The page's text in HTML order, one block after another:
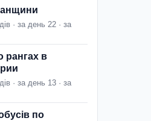
· за день 22 · за
рангах в
· за день 13 · за
по